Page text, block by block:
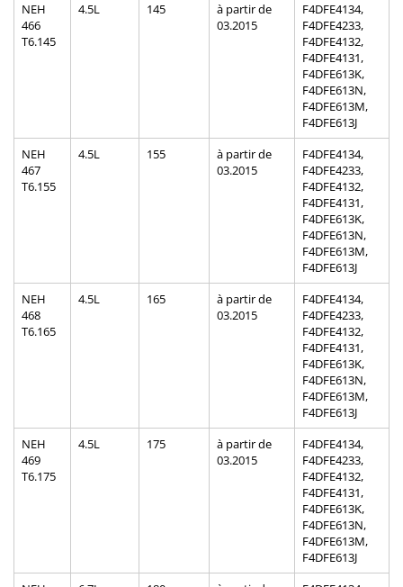
NEH
466
T6.145
4.5L 145
à partir de
03.2015
F4DFE4134,
F4DFE4233,
F4DFE4132,
F4DFE4131,
F4DFE613K,
F4DFE613N,
F4DFE613M,
F4DFE613J
NEH
467
T6.155
4.5L 155
à partir de
03.2015
F4DFE4134,
F4DFE4233,
F4DFE4132,
F4DFE4131,
F4DFE613K,
F4DFE613N,
F4DFE613M,
F4DFE613J
NEH
468
T6.165
4.5L 165
à partir de
03.2015
F4DFE4134,
F4DFE4233,
F4DFE4132,
F4DFE4131,
F4DFE613K,
F4DFE613N,
F4DFE613M,
F4DFE613J
NEH
469
T6.175
4.5L 175
à partir de
03.2015
F4DFE4134,
F4DFE4233,
F4DFE4132,
F4DFE4131,
F4DFE613K,
F4DFE613N,
F4DFE613M,
F4DFE613J